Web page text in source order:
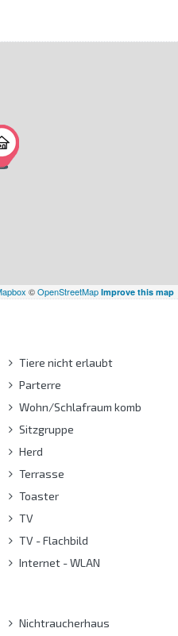
©OpenStreetMap Improve this map
Tiere nicht erlaubt
Parterre
Wohn/Schlafraum komb
Sitzgruppe
Herd
Terrasse
Toaster
TV
TV - Flachbild
Internet - WLAN
Nichtraucherhaus